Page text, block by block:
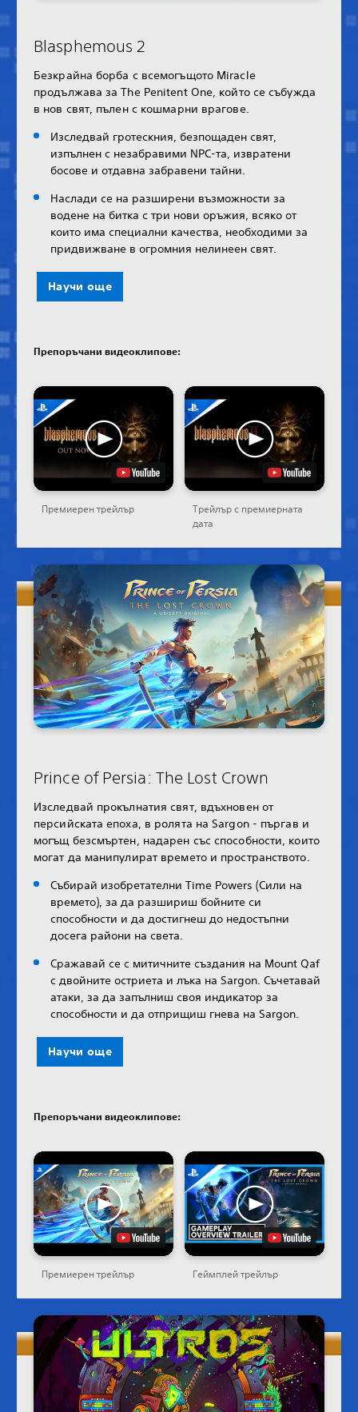
Blasphemous 2
Безкрайна борба с всемогъщото Miracle
продължава за The Penitent One, който се събужда
в нов свят, пълен с кошмарни врагове.
Изследвай гротескния, безпощаден свят,
изпълнен с незабравими NPC-та, извратени
босове и отдавна забравени тайни.
Наслади се на разширени възможности за
водене на битка с три нови оръжия, всяко от
които има специални качества, необходими за
придвижване в огромния нелинеен свят.
Научи още
Препоръчани видеоклипове:
Премиерен трейлър
Трейлър с премиерната
дата
Prince of Persia: The Lost Crown
Изследвай прокълнатия свят, вдъхновен от
персийската епоха, в ролята на Sargon - пъргав и
могъщ безсмъртен, надарен със способности, които
могат да манипулират времето и пространството.
Събирай изобретателни Time Powers (Сили на
времето), за да разшириш бойните си
способности и да достигнеш до недостъпни
досега райони на света.
Сражавай се с митичните създания на Mount Qaf
с двойните остриета и лъка на Sargon. Съчетавай
атаки, за да запълниш своя индикатор за
способности и да отприщиш гнева на Sargon.
Научи още
Препоръчани видеоклипове:
Премиерен трейлър Геймплей трейлър